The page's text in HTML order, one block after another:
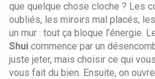
que quelque chose cloche ? Les
oubliés, les miroirs mal placés,
un mur : tout ça bloque l’énergie.
Shui commence par un
juste jeter, mais choisir ce qui
vous fait du bien. Ensuite, on